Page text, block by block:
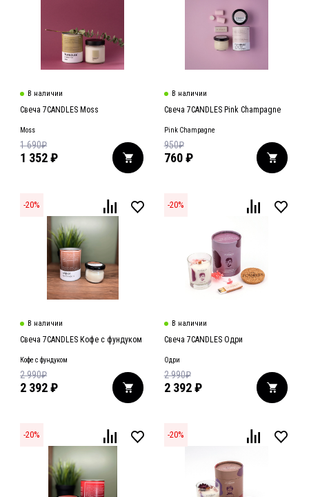
В наличии
Свеча 7CANDLES Moss
Moss
1 352₽
1 690₽
В наличии
Свеча 7CANDLES Pink Champagne
Pink Champagne
760 ₽
950₽
-20%
В наличии
Свеча 7CANDLES Кофе с фундуком
Кофе с фундуком
2 392₽
2 990₽
-20%
В наличии
Свеча 7CANDLES Одри
Одри
2 392 ₽
2 990₽
-20% -20%